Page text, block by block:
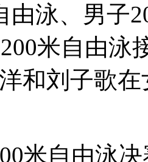
由泳、男子
米自由泳
和刘子歌
自由泳决